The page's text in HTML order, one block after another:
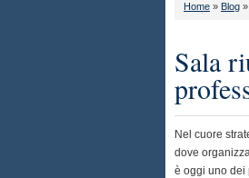
Home » Blog »
Sala
Nel cuore
dove
è oggi uno dei